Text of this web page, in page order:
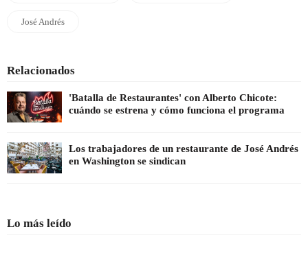
José Andrés
Relacionados
'Batalla de Restaurantes' con Alberto Chicote:
cuándo se estrena y cómo funciona el programa
Los trabajadores de un restaurante de José Andrés
en Washington se sindican
Lo más leído